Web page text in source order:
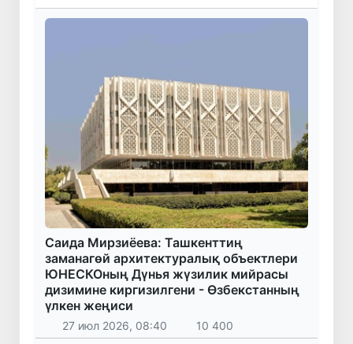
Саида Мирзиёева: Ташкенттиң
заманагөй архитектуралық объектлери
ЮНЕСКОның Дүнья жүзилик мийрасы
дизимине киргизилгени - Өзбекстанның
үлкен жеңиси
27 июл 2026, 08:40 10 400